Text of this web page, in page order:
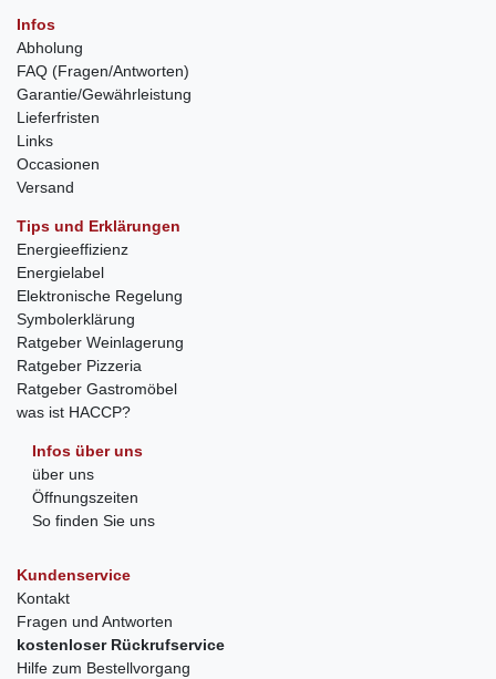
Infos
Abholung
FAQ (Fragen/Antworten)
Garantie/Gewährleistung
Lieferfristen
Links
Occasionen
Versand
Tips und Erklärungen
Energieeffizienz
Energielabel
Elektronische Regelung
Symbolerklärung
Ratgeber Weinlagerung
Ratgeber Pizzeria
Ratgeber Gastromöbel
was ist HACCP?
Infos über uns
über uns
Öffnungszeiten
So finden Sie uns
Kundenservice
Kontakt
Fragen und Antworten
kostenloser Rückrufservice
Hilfe zum Bestellvorgang